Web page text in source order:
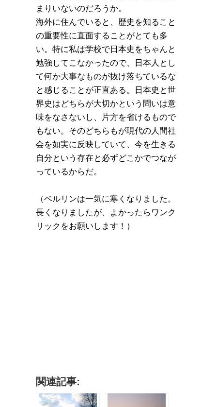
まりいないのだろうか。
海外に住んでいると、歴史を知ること
の重要性に直面することがとても多
い。特に私は学校で日本史をちゃんと
勉強してこなかったので、日本人とし
て何か大事なものが抜け落ちているな
と感じることが正直ある。日本史と世
界史はどちらが大切かという問いは意
味をなさないし、片方を省けるもので
もない。そのどちらもが現代の人間社
会を如実に反映していて、今を生きる
自分という存在と必ずどこかでつなが
っているからだ。
（ベルリンは一気に寒くなりました。
長くなりましたが、よかったらワンク
リックをお願いします！）
関連記事: